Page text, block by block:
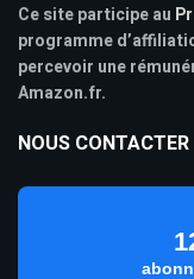
Ce site participe au
programme
percevoir une
Amazon.fr.
NOUS CONTACTER